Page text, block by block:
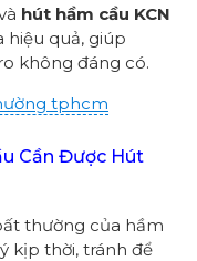
hút hầm cầu KCN
hiệu quả, giúp
không đáng có.
tphcm
Cần Được Hút
thường của hầm
kịp thời, tránh để